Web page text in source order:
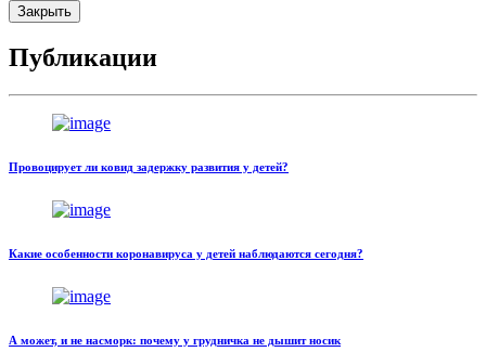
Закрыть
Публикации
Провоцирует ли ковид задержку развития у детей?
Какие особенности коронавируса у детей наблюдаются сегодня?
А может, и не насморк: почему у грудничка не дышит носик